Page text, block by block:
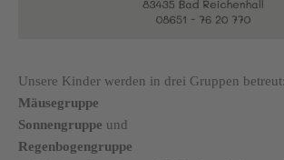
Unsere Kinder werden in drei Gruppen betreut:
Mäusegruppe
Sonnengruppe und
Regenbogengruppe